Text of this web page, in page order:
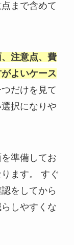
まで含めて
、注意点、費
よいケース
だけを見て
択になりや
準備してお
ます。 すぐ
をしてから
しやすくな